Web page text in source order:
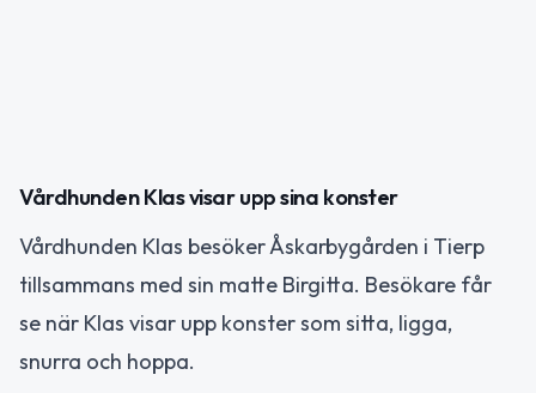
Vårdhunden Klas visar upp sina konster
Vårdhunden Klas besöker Åskarbygården i Tierp
tillsammans med sin matte Birgitta. Besökare får
se när Klas visar upp konster som sitta, ligga,
snurra och hoppa.